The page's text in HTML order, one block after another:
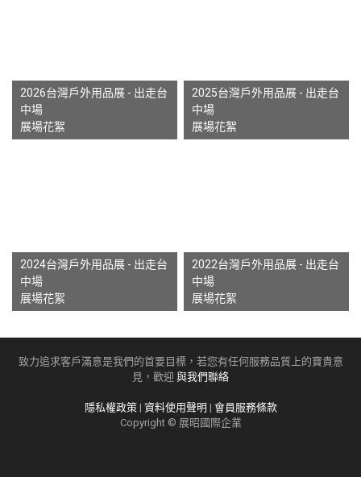
2026台灣戶外用品展 - 出走台
中場
展場花絮
2025台灣戶外用品展 - 出走台
中場
展場花絮
2024台灣戶外用品展 - 出走台
中場
展場花絮
2022台灣戶外用品展 - 出走台
中場
展場花絮
致力追求客戶滿意是我們的首要目標，若您有任何服務品質上的寶貴意
見，歡迎 與我們聯絡
隱私權政策| 資料使用聲明 | 會員服務條款
Copyright © 展昭國際企業